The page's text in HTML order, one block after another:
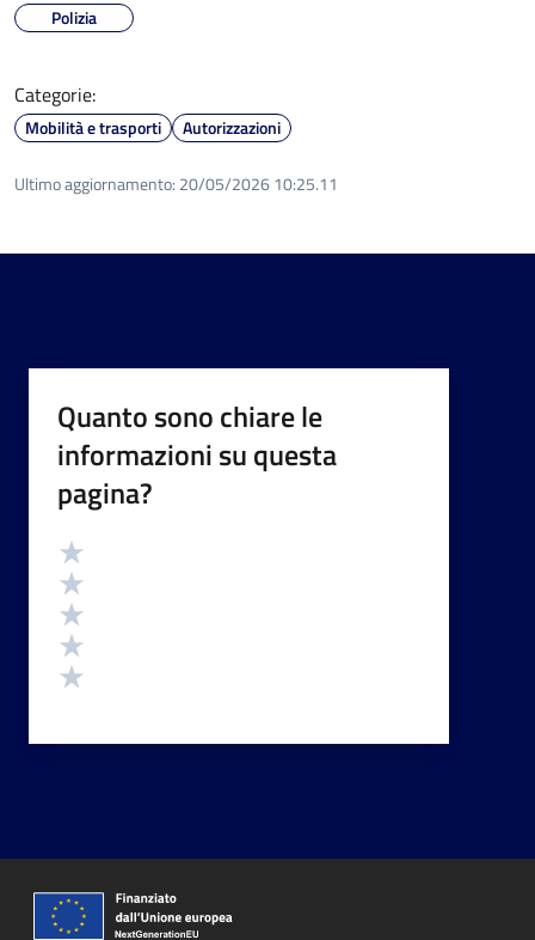
Polizia
Categorie:
Mobilità e trasporti Autorizzazioni
Ultimo aggiornamento: 20/05/2026 10:25.11
Quanto sono chiare le
informazioni su questa
pagina?
Valutazione